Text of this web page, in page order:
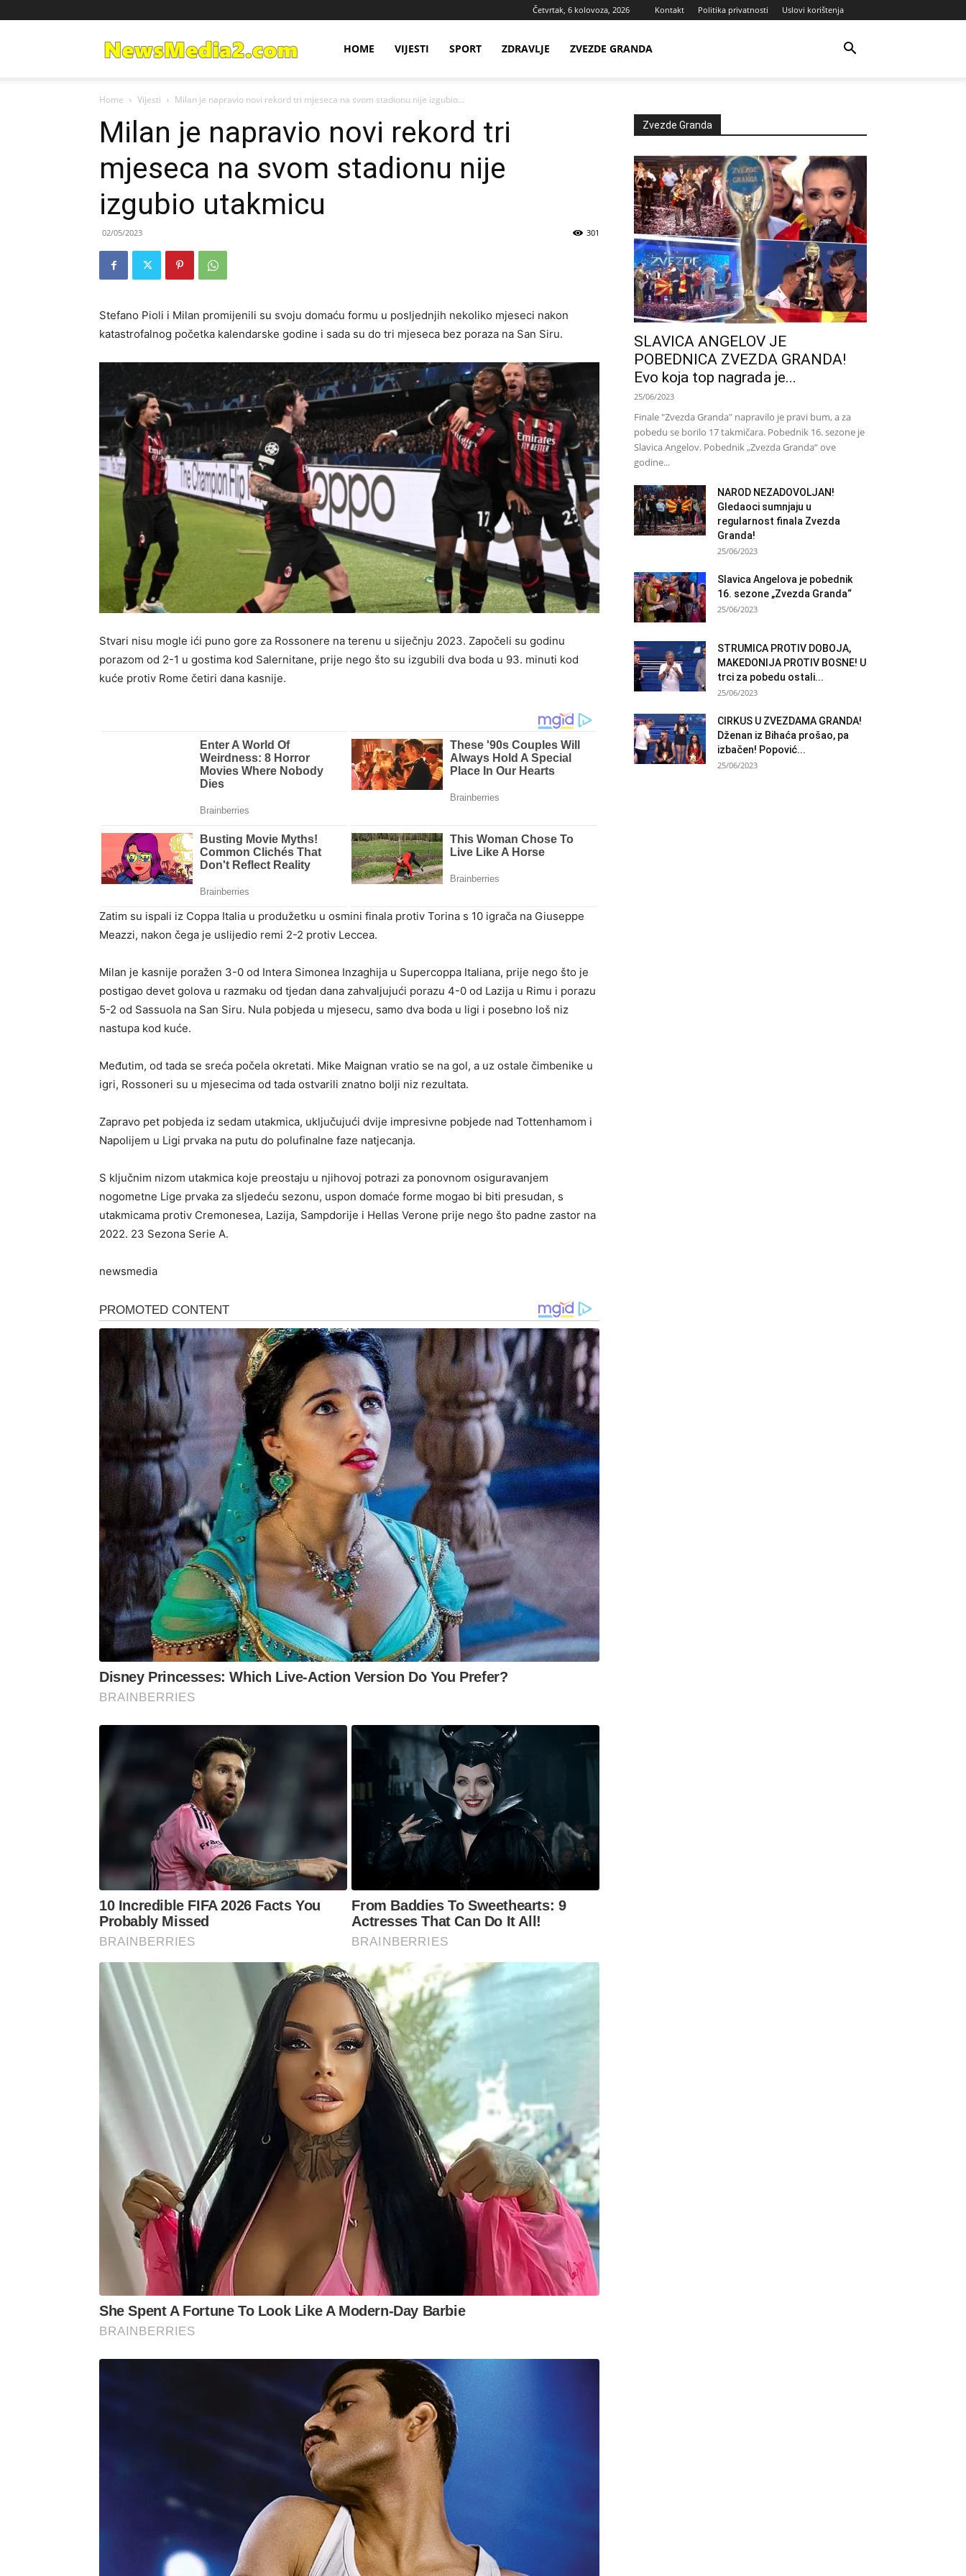
Četvrtak, 6 kolovoza, 2026 Kontakt Politika privatnosti Uslovi korištenja
Media
HOME VIJESTI SPORT ZDRAVLJE ZVEZDE GRANDA
Home Vijesti Milan je napravio novi rekord tri mjeseca na svom stadionu nije izgubio...
Milan je napravio novi rekord tri
mjeseca na svom stadionu nije
izgubio utakmicu
02/05/2023 301
Stefano Pioli i Milan promijenili su svoju domaću formu u posljednjih nekoliko mjeseci nakon
katastrofalnog početka kalendarske godine i sada su do tri mjeseca bez poraza na San Siru.
Stvari nisu mogle ići puno gore za Rossonere na terenu u siječnju 2023. Započeli su godinu
porazom od 2-1 u gostima kod Salernitane, prije nego što su izgubili dva boda u 93. minuti kod
kuće protiv Rome četiri dana kasnije.
Zatim su ispali iz Coppa Italia u produžetku u osmini finala protiv Torina s 10 igrača na Giuseppe
Meazzi, nakon čega je uslijedio remi 2-2 protiv Leccea.
Milan je kasnije poražen 3-0 od Intera Simonea Inzaghija u Supercoppa Italiana, prije nego što je
postigao devet golova u razmaku od tjedan dana zahvaljujući porazu 4-0 od Lazija u Rimu i porazu
5-2 od Sassuola na San Siru. Nula pobjeda u mjesecu, samo dva boda u ligi i posebno loš niz
nastupa kod kuće.
Međutim, od tada se sreća počela okretati. Mike Maignan vratio se na gol, a uz ostale čimbenike u
igri, Rossoneri su u mjesecima od tada ostvarili znatno bolji niz rezultata.
Zapravo pet pobjeda iz sedam utakmica, uključujući dvije impresivne pobjede nad Tottenhamom i
Napolijem u Ligi prvaka na putu do polufinalne faze natjecanja.
S ključnim nizom utakmica koje preostaju u njihovoj potrazi za ponovnom osiguravanjem
nogometne Lige prvaka za sljedeću sezonu, uspon domaće forme mogao bi biti presudan, s
utakmicama protiv Cremonesea, Lazija, Sampdorije i Hellas Verone prije nego što padne zastor na
2022. 23 Sezona Serie A.
newsmedia
Zvezde Granda
SLAVICA ANGELOV JE
POBEDNICA ZVEZDA GRANDA!
Evo koja top nagrada je...
25/06/2023
Finale "Zvezda Granda" napravilo je pravi bum, a za
pobedu se borilo 17 takmičara. Pobednik 16. sezone je
Slavica Angelov. Pobednik „Zvezda Granda“ ove
godine...
NAROD NEZADOVOLJAN!
Gledaoci sumnjaju u
regularnost finala Zvezda
Granda!
25/06/2023
Slavica Angelova je pobednik
16. sezone „Zvezda Granda“
25/06/2023
STRUMICA PROTIV DOBOJA,
MAKEDONIJA PROTIV BOSNE! U
trci za pobedu ostali...
25/06/2023
CIRKUS U ZVEZDAMA GRANDA!
Dženan iz Bihaća prošao, pa
izbačen! Popović...
25/06/2023